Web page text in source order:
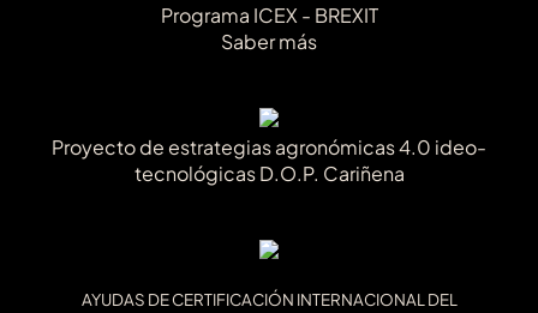
Programa ICEX - BREXIT
Saber más
Proyecto de estrategias agronómicas 4.0 ideo-
tecnológicas D.O.P. Cariñena
AYUDAS DE CERTIFICACIÓN INTERNACIONAL DEL